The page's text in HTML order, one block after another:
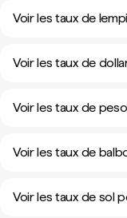
Voir les taux de
Voir les taux de
Voir les taux de
Voir les taux de
Voir les taux de sol